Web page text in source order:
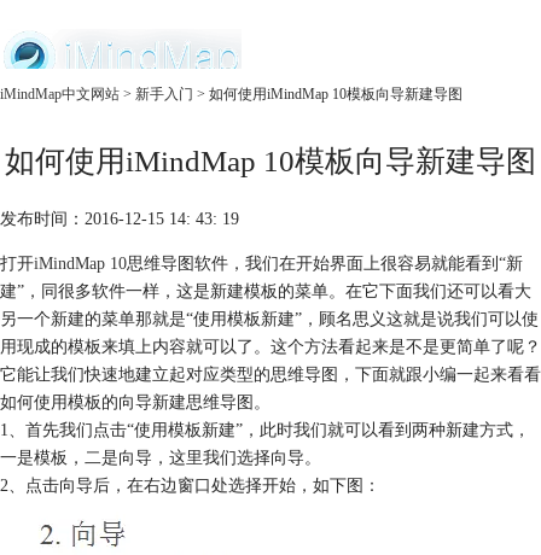
产品
服务
iMindMap中文网站 > 新手入门 > 如何使用iMindMap 10模板向导新建导图
如何使用iMindMap 10模板向导新建导图
发布时间：2016-12-15 14: 43: 19
打开iMindMap 10思维导图软件，我们在开始界面上很容易就能看到“新
建”，同很多软件一样，这是新建模板的菜单。在它下面我们还可以看大
另一个新建的菜单那就是“使用模板新建”，顾名思义这就是说我们可以使
用现成的模板来填上内容就可以了。这个方法看起来是不是更简单了呢？
它能让我们快速地建立起对应类型的思维导图，下面就跟小编一起来看看
如何使用模板的向导新建思维导图。
1、首先我们点击“使用模板新建”，此时我们就可以看到两种新建方式，
一是模板，二是向导，这里我们选择向导。
2、点击向导后，在右边窗口处选择开始，如下图：